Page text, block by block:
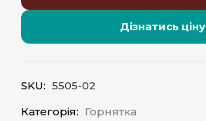
Дізнатись ціну
SKU: 5505-02
Категорія: Горнятка